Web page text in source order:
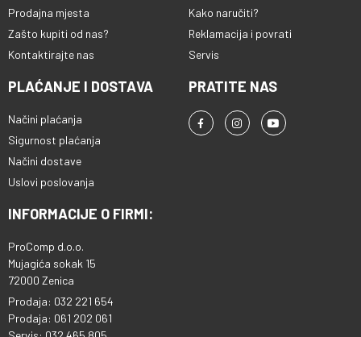
Prodajna mjesta
Zašto kupiti od nas?
Kontaktirajte nas
Kako naručiti?
Reklamacija i povrati
Servis
PLAĆANJE I DOSTAVA
Načini plaćanja
Sigurnost plaćanja
Načini dostave
Uslovi poslovanja
PRATITE NAS
INFORMACIJE O FIRMI:
ProComp d.o.o.
Mujagića sokak 15
72000 Zenica
Prodaja: 032 221 654
Prodaja: 061 202 061